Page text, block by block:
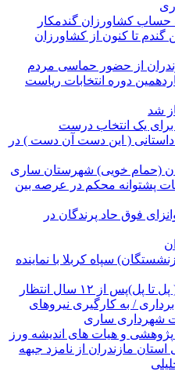
به حساب کشاورزان گندمکار
تحویل ۸۲ هزار تن گندم تا کنون از کشاورزان
از حضور حماسی مردم
دوره انتخابات ریاست
شد
یک انتخاب درست
داستانی ( این دست آن دست ) در
(حمام خویی) شهرستان ساری
پشتوانه محکم در عرصه بین
فوق حاد پرندگان در
سپاه کربلا با نماینده
پروژه سیدالشهدای خدمت ( پل تا پل)پس از ۱۲ سال انتظار
/ به کارگیری نیروهای
شهرداری ساری
و هیات های اندیشه ورز
مازندران از نامزد جبهه